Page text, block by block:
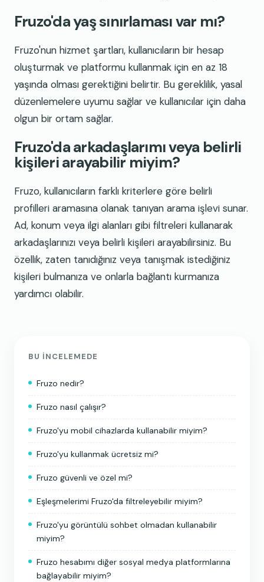
Fruzo'da yaş sınırlaması var mı?
Fruzo'nun hizmet şartları, kullanıcıların bir hesap
oluşturmak ve platformu kullanmak için en az 18
yaşında olması gerektiğini belirtir. Bu gereklilik, yasal
düzenlemelere uyumu sağlar ve kullanıcılar için daha
olgun bir ortam sağlar.
Fruzo'da arkadaşlarımı veya belirli
kişileri arayabilir miyim?
Fruzo, kullanıcıların farklı kriterlere göre belirli
profilleri aramasına olanak tanıyan arama işlevi sunar.
Ad, konum veya ilgi alanları gibi filtreleri kullanarak
arkadaşlarınızı veya belirli kişileri arayabilirsiniz. Bu
özellik, zaten tanıdığınız veya tanışmak istediğiniz
kişileri bulmanıza ve onlarla bağlantı kurmanıza
yardımcı olabilir.
BU INCELEMEDE
Fruzo nedir?
Fruzo nasıl çalışır?
Fruzo'yu mobil cihazlarda kullanabilir miyim?
Fruzo'yu kullanmak ücretsiz mi?
Fruzo güvenli ve özel mi?
Eşleşmelerimi Fruzo'da filtreleyebilir miyim?
Fruzo'yu görüntülü sohbet olmadan kullanabilir
miyim?
Fruzo hesabımı diğer sosyal medya platformlarına
bağlayabilir miyim?